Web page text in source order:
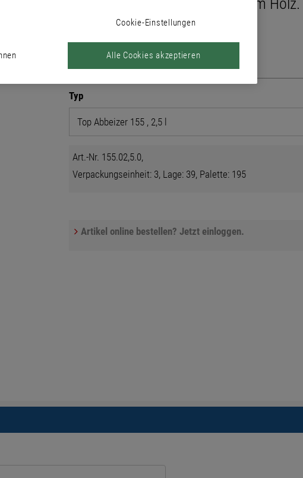
Untergründen, Metall und massivem Holz.
Typ
Art.-Nr. 155.02,5.0,
Verpackungseinheit: 3, Lage: 39, Palette: 195
Artikel online bestellen? Jetzt einloggen.
Cookie-Einstellungen
Alle Cookies akzeptieren